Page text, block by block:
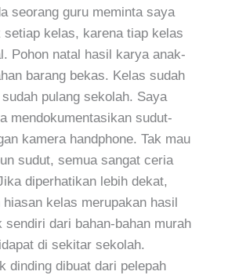
seorang guru meminta saya
setiap kelas, karena tiap kelas
Pohon natal hasil karya anak-
barang bekas. Kelas sudah
pulang sekolah. Saya
mendokumentasikan sudut-
kamera handphone. Tak mau
sudut, semua sangat ceria
diperhatikan lebih dekat,
kelas merupakan hasil
sendiri dari bahan-bahan murah
di sekitar sekolah.
dinding dibuat dari pelepah